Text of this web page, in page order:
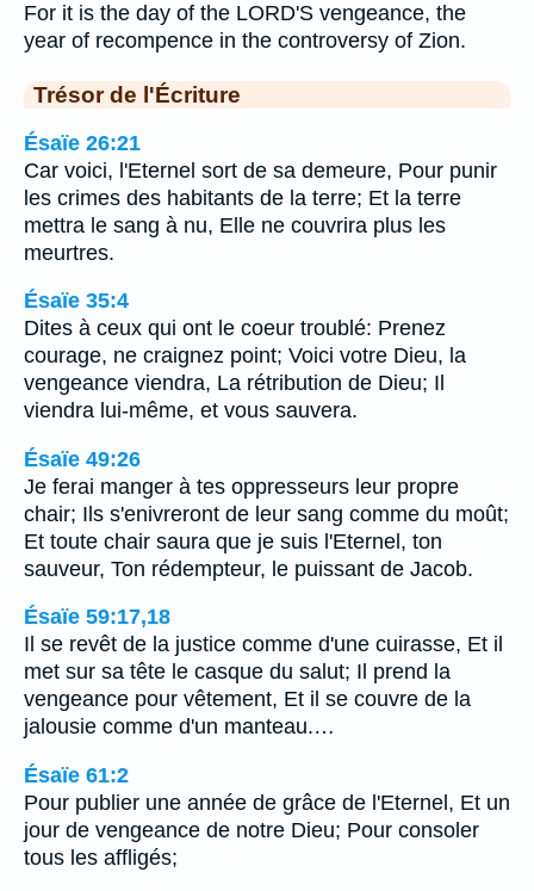
For it is the day of the LORD'S vengeance, the
year of recompence in the controversy of Zion.
Trésor de l'Écriture
Ésaïe 26:21
Car voici, l'Eternel sort de sa demeure, Pour punir
les crimes des habitants de la terre; Et la terre
mettra le sang à nu, Elle ne couvrira plus les
meurtres.
Ésaïe 35:4
Dites à ceux qui ont le coeur troublé: Prenez
courage, ne craignez point; Voici votre Dieu, la
vengeance viendra, La rétribution de Dieu; Il
viendra lui-même, et vous sauvera.
Ésaïe 49:26
Je ferai manger à tes oppresseurs leur propre
chair; Ils s'enivreront de leur sang comme du moût;
Et toute chair saura que je suis l'Eternel, ton
sauveur, Ton rédempteur, le puissant de Jacob.
Ésaïe 59:17,18
Il se revêt de la justice comme d'une cuirasse, Et il
met sur sa tête le casque du salut; Il prend la
vengeance pour vêtement, Et il se couvre de la
jalousie comme d'un manteau.…
Ésaïe 61:2
Pour publier une année de grâce de l'Eternel, Et un
jour de vengeance de notre Dieu; Pour consoler
tous les affligés;